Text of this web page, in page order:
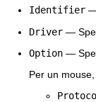
Identifier —
Driver —
Option —
Per un